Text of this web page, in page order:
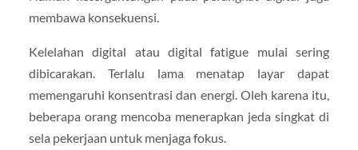
membawa konsekuensi.
Kelelahan digital atau digital fatigue mulai sering
dibicarakan. Terlalu lama menatap layar dapat
memengaruhi konsentrasi dan energi. Oleh karena itu,
beberapa orang mencoba menerapkan jeda singkat di
sela pekerjaan untuk menjaga fokus.